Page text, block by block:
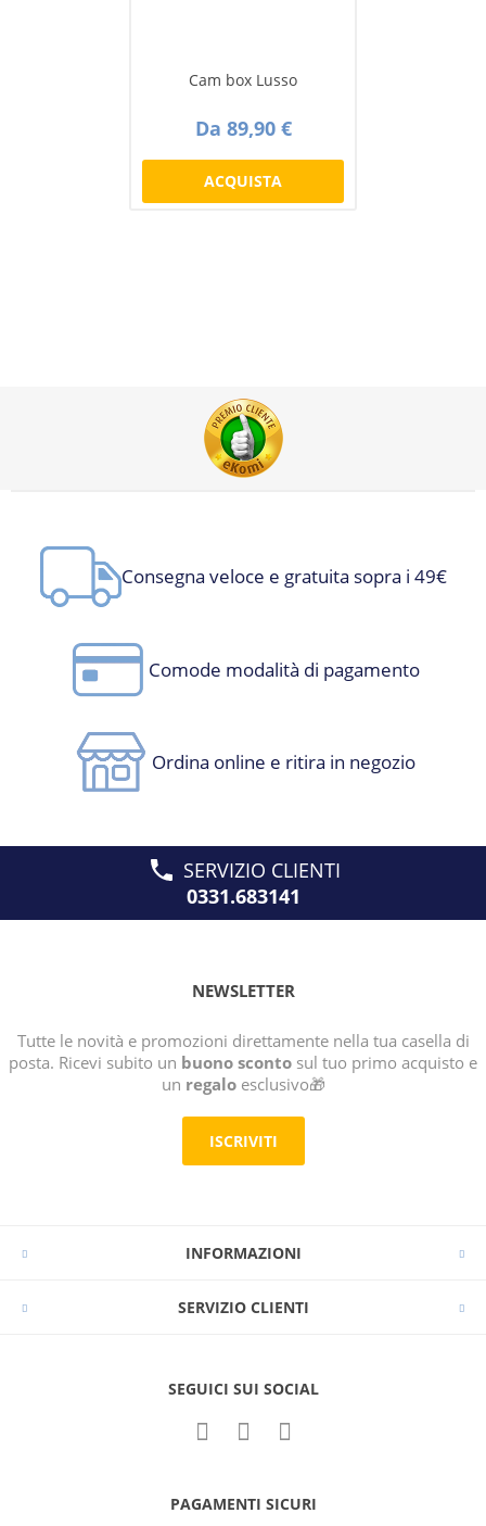
Cam box Lusso
Da 89,90 €
ACQUISTA
Consegna veloce e gratuita sopra i 49€
Comode modalità di pagamento
Ordina online e ritira in negozio
SERVIZIO CLIENTI
0331.683141
NEWSLETTER
Tutte le novità e promozioni direttamente nella tua casella di
posta. Ricevi subito un buono sconto sul tuo primo acquisto e
un regaloesclusivo🎁
ISCRIVITI
INFORMAZIONI
SERVIZIO CLIENTI
SEGUICI SUI SOCIAL
PAGAMENTI SICURI